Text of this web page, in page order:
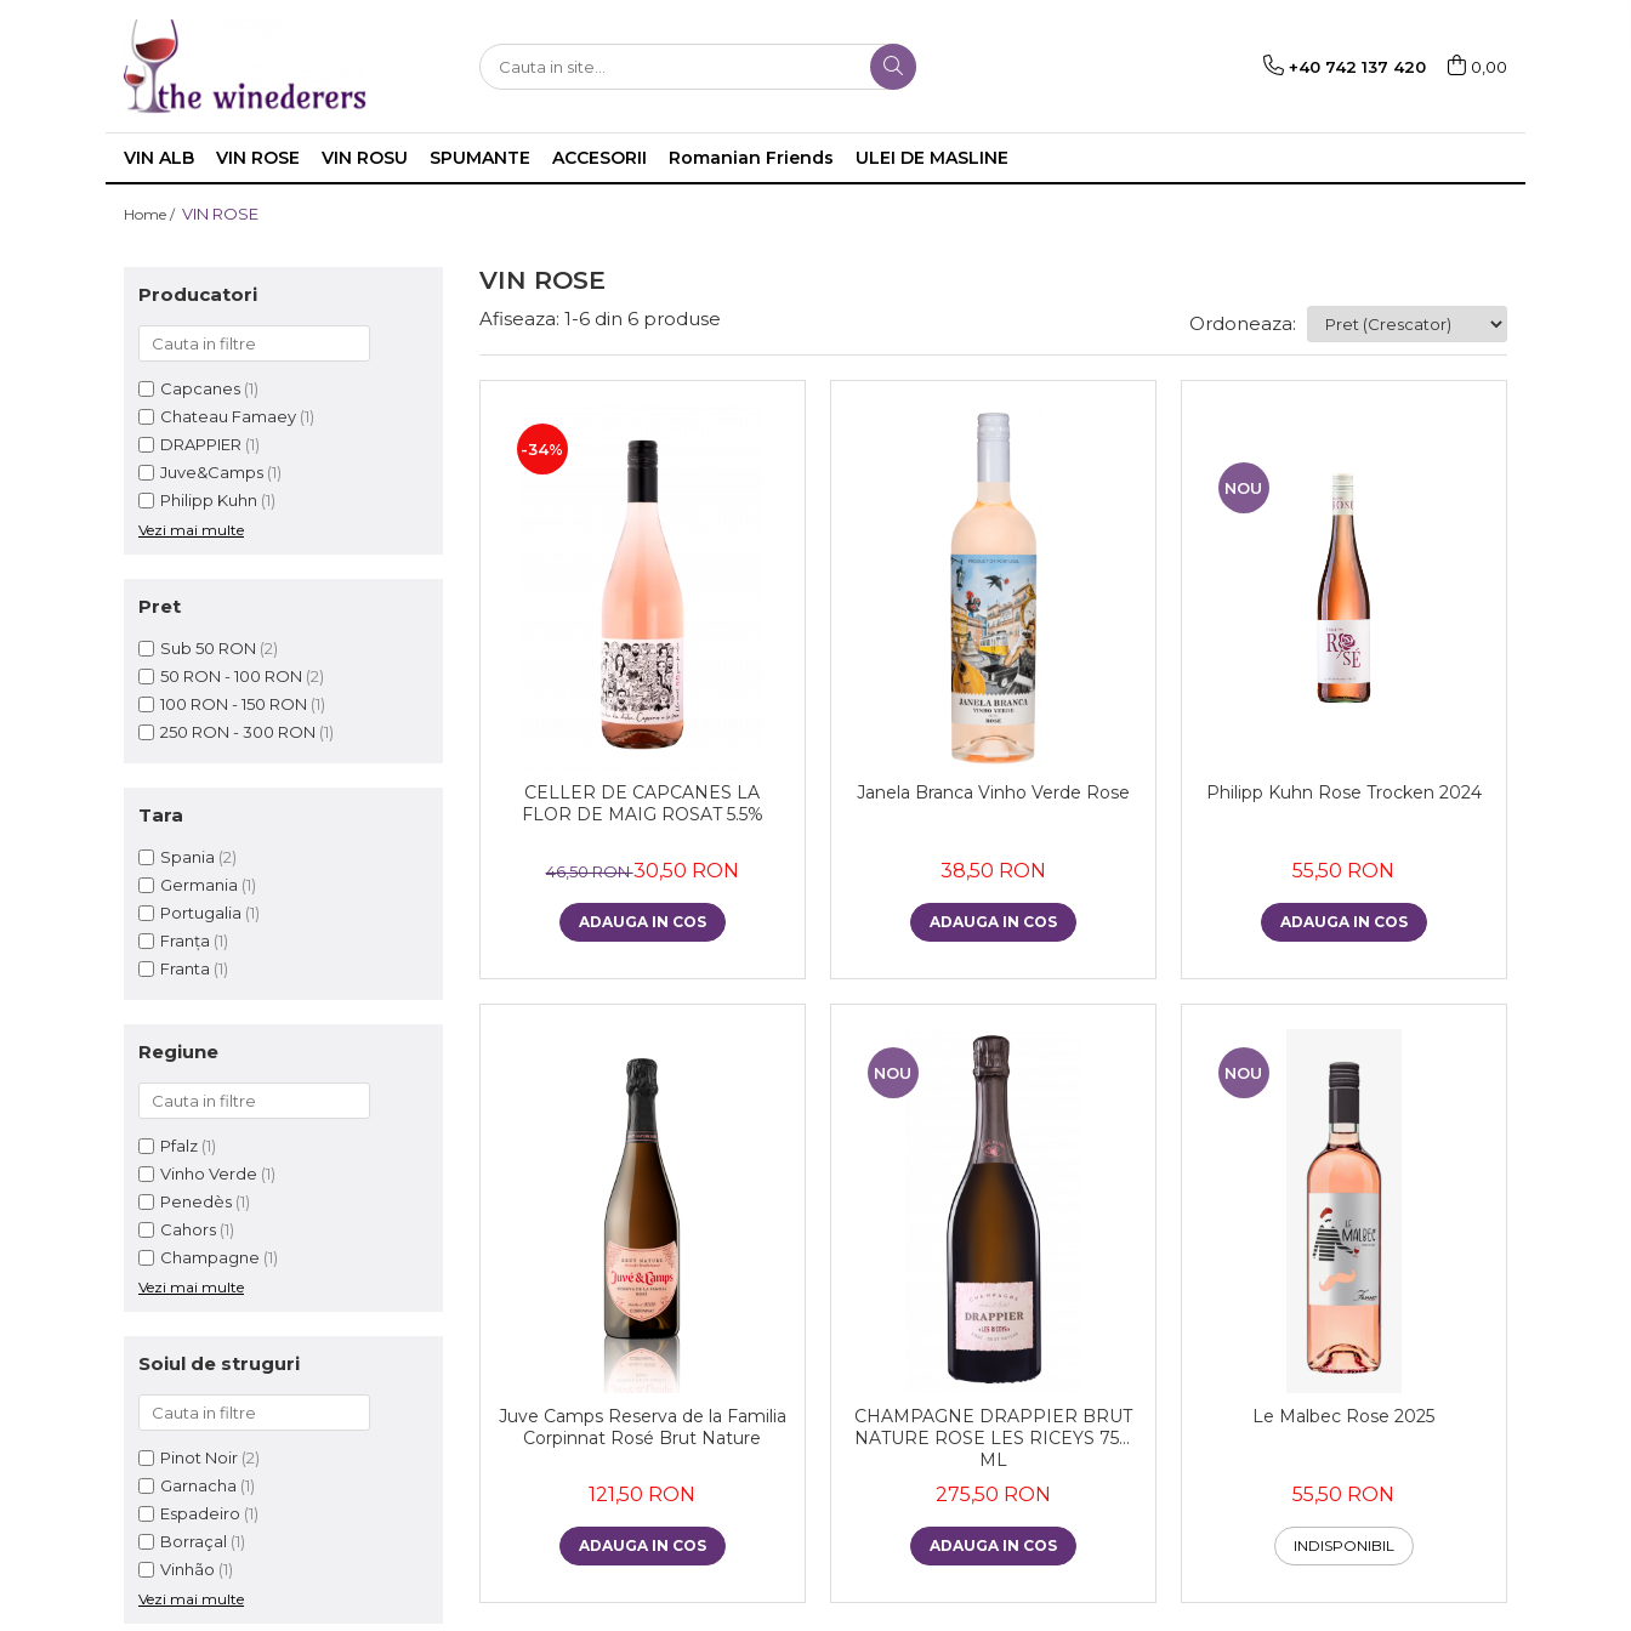
+40 742 137 420 0,00
VIN ALB VIN ROSE VIN ROSU SPUMANTE ACCESORII Romanian Friends ULEI DE MASLINE
Home / VIN ROSE
VIN ROSE
Producatori
Capcanes (1)
Chateau Famaey (1)
DRAPPIER (1)
Juve&Camps (1)
Philipp Kuhn (1)
Vezi mai multe
Pret
Sub 50 RON (2)
50 RON - 100 RON (2)
100 RON - 150 RON (1)
250 RON - 300 RON (1)
Tara
Spania (2)
Germania (1)
Portugalia (1)
Franța (1)
Franta (1)
Regiune
Pfalz (1)
Vinho Verde (1)
Penedès (1)
Cahors (1)
Champagne (1)
Vezi mai multe
Soiul de struguri
Pinot Noir (2)
Garnacha (1)
Espadeiro (1)
Borraçal (1)
Vinhão (1)
Vezi mai multe
Afiseaza: 1-6din 6 produse Ordoneaza:
-34%
CELLER DE CAPCANES LA
FLOR DE MAIG ROSAT 5.5%
46,50 RON30,50 RON
ADAUGA IN COS
Janela Branca Vinho Verde Rose
38,50 RON
ADAUGA IN COS
NOU
Philipp Kuhn Rose Trocken 2024
55,50 RON
ADAUGA IN COS
Juve Camps Reserva de la Familia
Corpinnat Rosé Brut Nature
121,50 RON
ADAUGA IN COS
NOU
CHAMPAGNE DRAPPIER BRUT
NATURE ROSE LES RICEYS 750
ML
275,50 RON
ADAUGA IN COS
NOU
Le Malbec Rose 2025
55,50 RON
INDISPONIBIL